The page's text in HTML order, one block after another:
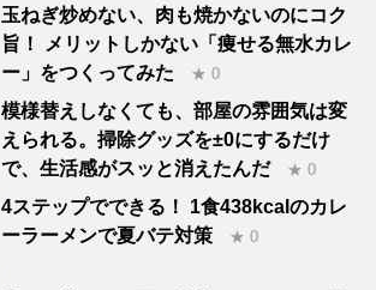
玉ねぎ炒めない、肉も焼かないのにコク
旨！ メリットしかない「痩せる無水カレ
ー」をつくってみた
★ 0
模様替えしなくても、部屋の雰囲気は変
えられる。掃除グッズを±0にするだけ
で、生活感がスッと消えたんだ
★ 0
4ステップでできる！ 1食438kcalのカレ
ーラーメンで夏バテ対策
★ 0